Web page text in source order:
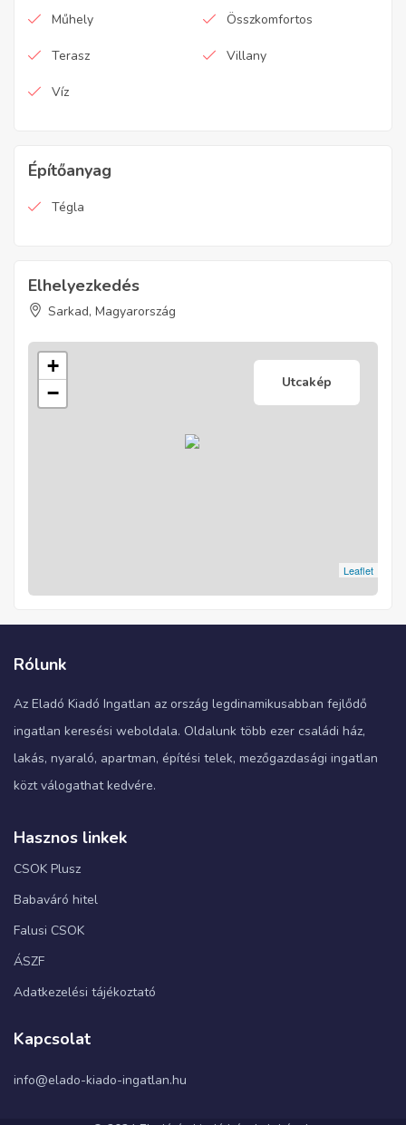
Műhely Összkomfortos
Terasz Villany
Víz
Építőanyag
Tégla
Elhelyezkedés
Sarkad, Magyarország
+
−
Leaflet
Utcakép
Rólunk
Az Eladó Kiadó Ingatlan az ország legdinamikusabban fejlődő
ingatlan keresési weboldala. Oldalunk több ezer családi ház,
lakás, nyaraló, apartman, építési telek, mezőgazdasági ingatlan
közt válogathat kedvére.
Hasznos linkek
CSOK Plusz
Babaváró hitel
Falusi CSOK
ÁSZF
Adatkezelési tájékoztató
Kapcsolat
info@elado-kiado-ingatlan.hu